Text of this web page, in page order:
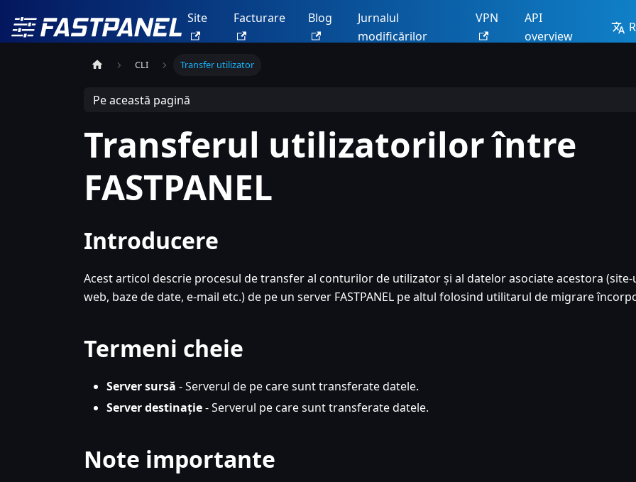
Site Facturare Blog
Jurnalul
modificărilor
VPN
API
overview
CLI Transfer utilizator
Pe această pagină
Transferul utilizatorilor între
FASTPANEL
Introducere
Acest articol descrie procesul de transfer al conturilor de utilizator și al datelor asociate acestora (site-
web, baze de date, e-mail etc.) de pe un server FASTPANEL pe altul folosind utilitarul de migrare
Termeni cheie
Server sursă - Serverul de pe care sunt transferate datele.
Server destinație- Serverul pe care sunt transferate datele.
Note importante